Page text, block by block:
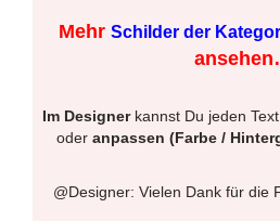
Mehr Schilder der
Im Designerkannst Du jeden
oder anpassen (Farbe /
@Designer: Vielen Dank für die